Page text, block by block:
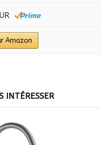
Amazon
INTÉRESSER